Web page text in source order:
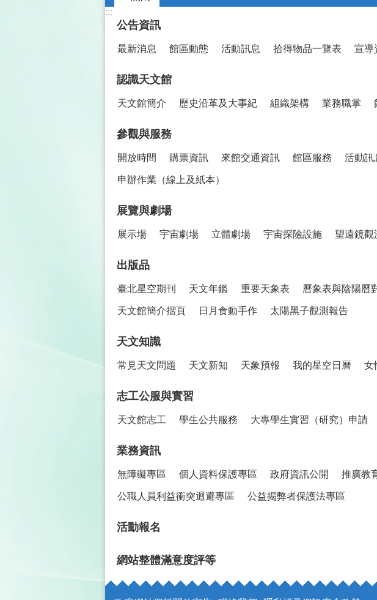
:::
公告資訊
最新消息 館區動態 活動訊息 拾得物品一覽表 宣導
認識天文館
天文館簡介 歷史沿革及大事紀 組織架構 業務職掌
參觀與服務
開放時間 購票資訊 來館交通資訊 館區服務 活動訊
申辦作業（線上及紙本）
展覽與劇場
展示場 宇宙劇場 立體劇場 宇宙探險設施 望遠鏡觀
出版品
臺北星空期刊 天文年鑑 重要天象表 曆象表與陰陽曆
天文館簡介摺頁 日月食動手作 太陽黑子觀測報告
天文知識
常見天文問題 天文新知 天象預報 我的星空日曆 女
志工公服與實習
天文館志工 學生公共服務 大專學生實習（研究）申請
業務資訊
無障礙專區 個人資料保護專區 政府資訊公開 推廣教
公職人員利益衝突迴避專區 公益揭弊者保護法專區
活動報名
網站整體滿意度評等